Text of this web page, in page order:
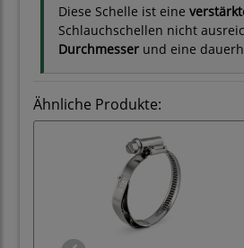
Diese Schelle ist eine
Schlauchschellen nicht
Durchmesser und eine
Ähnliche Produkte: